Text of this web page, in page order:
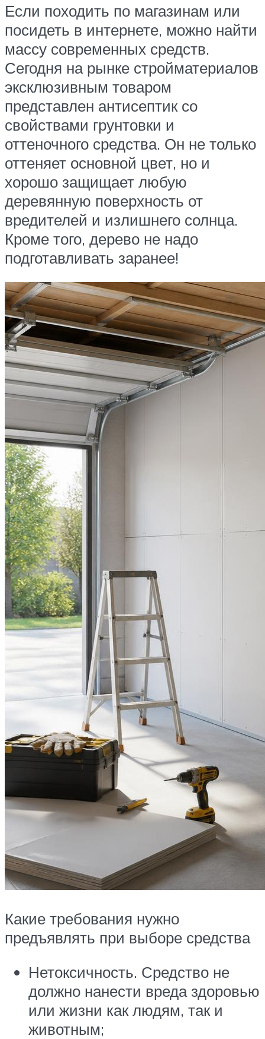
Если походить по магазинам или
посидеть в интернете, можно найти
массу современных средств.
Сегодня на рынке стройматериалов
эксклюзивным товаром
представлен антисептик со
свойствами грунтовки и
оттеночного средства. Он не только
оттеняет основной цвет, но и
хорошо защищает любую
деревянную поверхность от
вредителей и излишнего солнца.
Кроме того, дерево не надо
подготавливать заранее!
Какие требования нужно
предъявлять при выборе средства
Нетоксичность. Средство не
должно нанести вреда здоровью
или жизни как людям, так и
животным;